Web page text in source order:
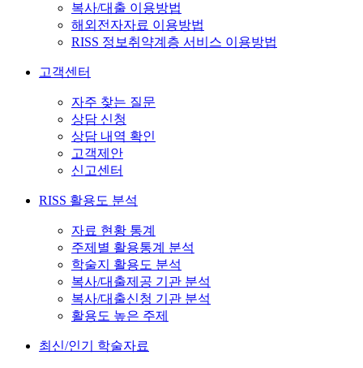
복사/대출 이용방법
해외전자자료 이용방법
RISS 정보취약계층 서비스 이용방법
고객센터
자주 찾는 질문
상담 신청
상담 내역 확인
고객제안
신고센터
RISS 활용도 분석
자료 현황 통계
주제별 활용통계 분석
학술지 활용도 분석
복사/대출제공 기관 분석
복사/대출신청 기관 분석
활용도 높은 주제
최신/인기 학술자료